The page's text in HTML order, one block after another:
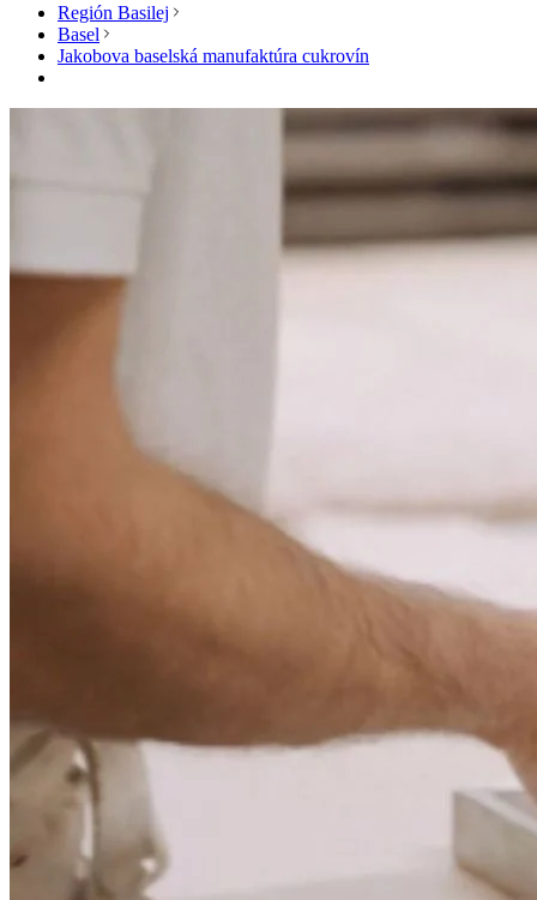
Región Basilej
Basel
Jakobova baselská manufaktúra cukrovín